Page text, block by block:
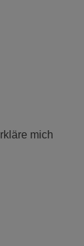
mich